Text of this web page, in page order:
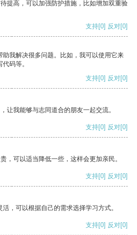
提高，可以加强防护措施，比如增加双重验
支持[0] 反对[0]
助我解决很多问题。比如，我可以使用它来
码等。
支持[0] 反对[0]
让我能够与志同道合的朋友一起交流。
支持[0] 反对[0]
，可以适当降低一些，这样会更加亲民。
支持[0] 反对[0]
，可以根据自己的需求选择学习方式。
支持[0] 反对[0]